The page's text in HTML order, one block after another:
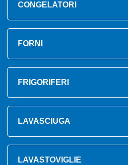
CONGELATORI
FORNI
FRIGORIFERI
LAVASCIUGA
LAVASTOVIGLIE